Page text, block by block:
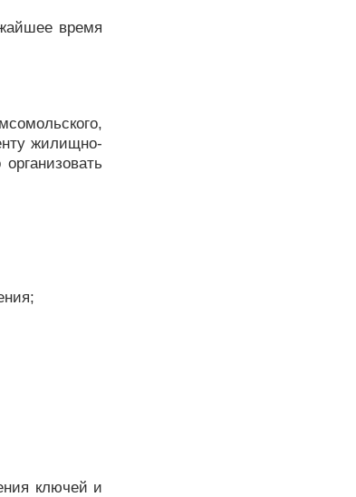
время
жилищно-
ключей и